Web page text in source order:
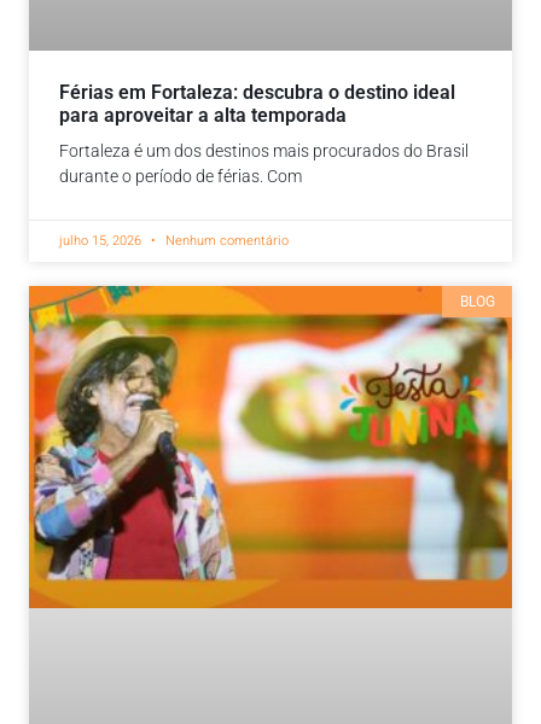
Férias em Fortaleza: descubra o destino ideal
para aproveitar a alta temporada
Fortaleza é um dos destinos mais procurados do Brasil
durante o período de férias. Com
julho 15, 2026 Nenhum comentário
BLOG